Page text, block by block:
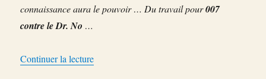
connaissance aura le pouvoir … Du travail pour007
contre le Dr. No …
Continuer la lecturede « Bons baisers De Russie »